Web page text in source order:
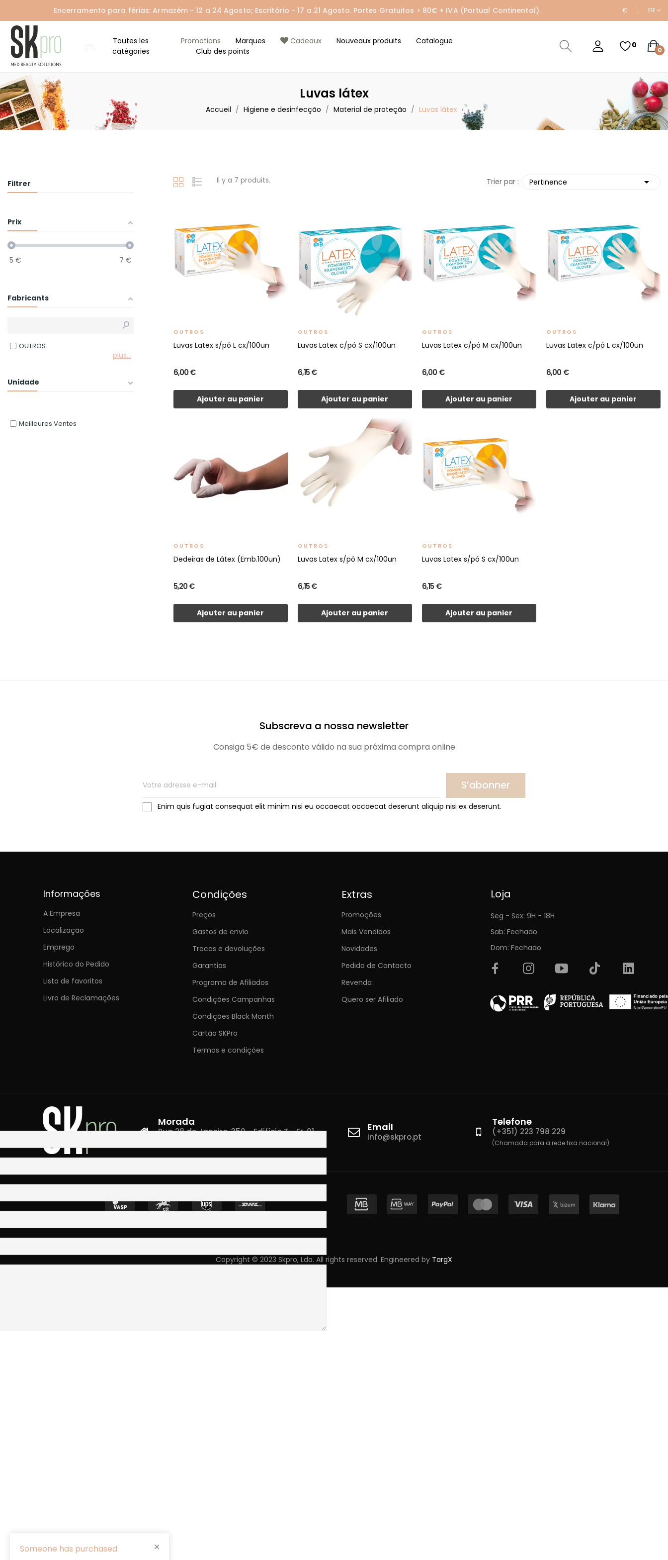
Encerramento para férias: Armazém - 12 a 24 Agosto; Escritório - 17 a 21 Agosto. Portes Gratuitos > 80€ + IVA (Portual Continental). € FR
Toutes les
catégories
Promotions Marques Cadeaux Nouveaux produits
Catalogue
Club des points
0
0
Luvas látex
Accueil Higiene e desinfecção Material de proteção Luvas látex
Filtrer
Prix
5 € 7 €
Fabricants
OUTROS
plus...
Unidade
Meilleures Ventes
Il y a 7 produits. Trier par : Pertinence 
OUTROS
Luvas Latex s/pó L cx/100un
6,00 €
Ajouter au panier
OUTROS
Luvas Latex c/pó S cx/100un
6,15 €
Ajouter au panier
OUTROS
Luvas Latex c/pó M cx/100un
6,00 €
Ajouter au panier
OUTROS
Luvas Latex c/pó L cx/100un
6,00 €
Ajouter au panier
OUTROS
Dedeiras de Látex (Emb.100un)
5,20 €
Ajouter au panier
OUTROS
Luvas Latex s/pó M cx/100un
6,15 €
Ajouter au panier
OUTROS
Luvas Latex s/pó S cx/100un
6,15 €
Ajouter au panier
Subscreva a nossa newsletter
Consiga 5€ de desconto válido na sua próxima compra online
S’abonner
Enim quis fugiat consequat elit minim nisi eu occaecat occaecat deserunt aliquip nisi ex deserunt.
Informações
A Empresa
Localização
Emprego
Histórico do Pedido
Lista de favoritos
Livro de Reclamações
Condições
Preços
Gastos de envio
Trocas e devoluções
Garantias
Programa de Afiliados
Condições Campanhas
Condições Black Month
Cartão SKPro
Termos e condições
Extras
Promoções
Mais Vendidos
Novidades
Pedido de Contacto
Revenda
Quero ser Afiliado
Loja
Seg - Sex: 9H - 18H
Sab: Fechado
Dom: Fechado
Morada
Rua 28 de Janeiro, 350 - Edifício T - Fr. 01
Email
info@skpro.pt
Telefone
(+351) 223 798 229
(Chamada para a rede fixa nacional)
Copyright © 2023 Skpro, Lda. All rights reserved. Engineered by TargX
Someone has purchased